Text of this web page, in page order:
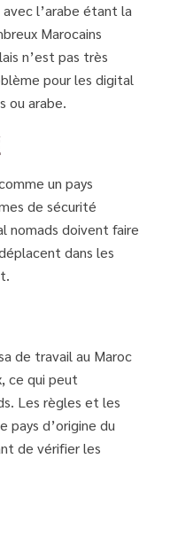
l’arabe étant la
Marocains
n’est pas très
pour les digital
ou arabe.
un pays
de sécurité
nomads doivent faire
dans les
de travail au Maroc
ce qui peut
Les règles et les
pays d’origine du
de vérifier les